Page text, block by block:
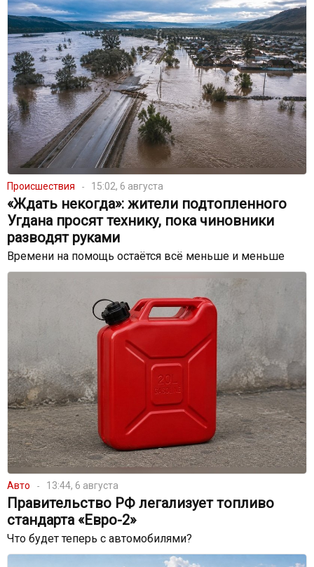
Происшествия 15:02, 6 августа
«Ждать некогда»: жители подтопленного
Угдана просят технику, пока чиновники
разводят руками
Времени на помощь остаётся всё меньше и меньше
Авто 13:44, 6 августа
Правительство РФ легализует топливо
стандарта «Евро-2»
Что будет теперь с автомобилями?